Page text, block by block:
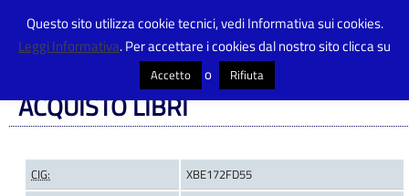
Centro Provinciale Istruzione Adulti>Bandi di gara>NINA EDIZIONI srl>
ACQUISTO LIBRI
CIG: XBE172FD55
Questo sito utilizza cookie tecnici, vedi Informativa sui cookies.
Leggi Informativa. Per accettare i cookies dal nostro sito clicca su
Accetto o Rifiuta